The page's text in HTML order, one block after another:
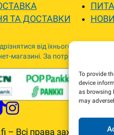
To provide
device
as browsing
may
ТА ДОСТАВКИ
від їхнього фактичного
магазині. За потреби ми
Всі права захищені